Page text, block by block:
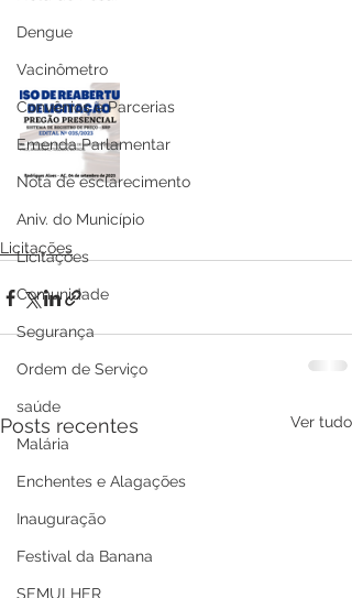
Dengue
Vacinômetro
Convênios e Parcerias
Emenda Parlamentar
Nota de esclarecimento
Aniv. do Município
Licitações
Comunidade
Segurança
Ordem de Serviço
saúde
Malária
Enchentes e Alagações
Inauguração
Festival da Banana
SEMULHER
Licitações
Posts recentes Ver tudo